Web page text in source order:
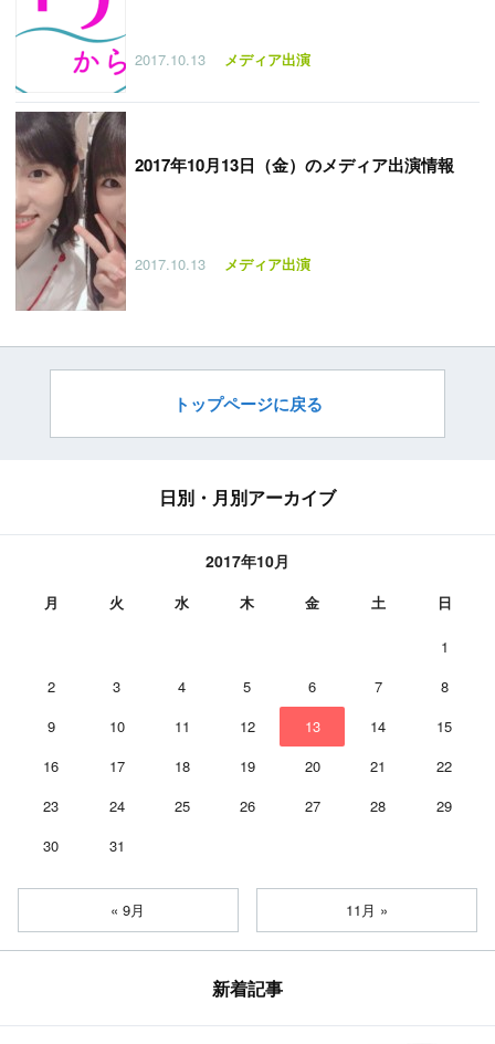
2017.10.13 メディア出演
2017年10月13日（金）のメディア出演情報
2017.10.13 メディア出演
トップページに戻る
日別・月別アーカイブ
2017年10月
月 火 水 木 金 土 日
1
2
3 4 5 6 7
8
9
10 11 12 13 14
15
16
17 18 19 20 21
22
23
24 25 26 27 28
29
30
31
« 9月 11月 »
新着記事